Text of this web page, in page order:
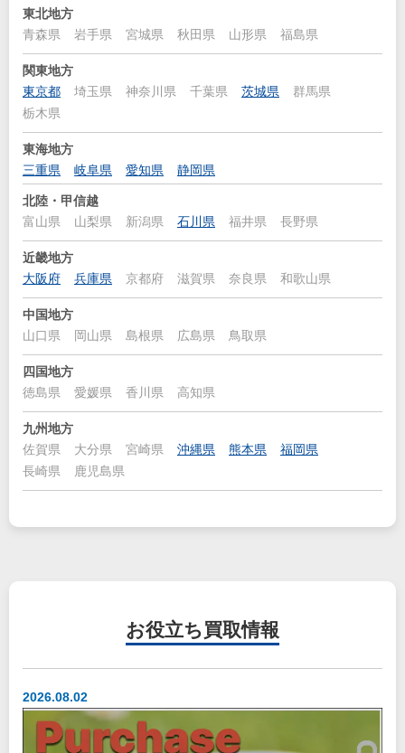
東北地方
青森県
岩手県 宮城県 秋田県 山形県 福島県
関東地方
東京都
埼玉県 神奈川県 千葉県 茨城県
群馬県
栃木県
東海地方
三重県
岐阜県 愛知県 静岡県
北陸・甲信越
富山県
山梨県 新潟県 石川県 福井県 長野県
近畿地方
大阪府
兵庫県 京都府 滋賀県 奈良県 和歌山県
中国地方
山口県
岡山県 島根県 広島県 鳥取県
四国地方
徳島県
愛媛県 香川県 高知県
九州地方
佐賀県
大分県 宮崎県 沖縄県 熊本県
福岡県
長崎県
鹿児島県
お役立ち 買取情報
2026.08.02